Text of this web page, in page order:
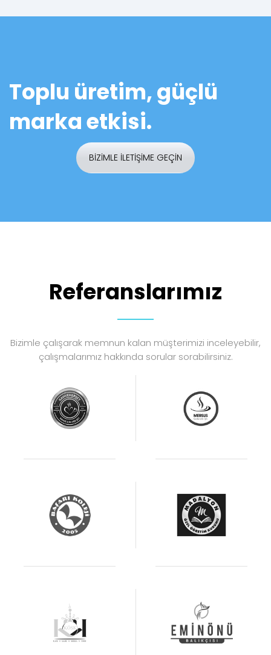
Toplu üretim, güçlü
marka etkisi.
BİZİMLE İLETİŞİME GEÇİN
Referanslarımız
Bizimle çalışarak memnun kalan müşterimizi inceleyebilir,
çalışmalarımız hakkında sorular sorabilirsiniz.